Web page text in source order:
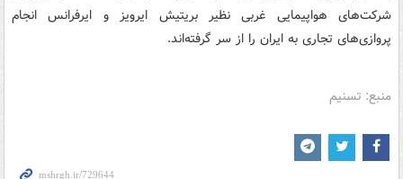
شرکت‌های هواپیمایی غربی نظیر بریتیش ایرویز و ایرفرانس انجام
پروازی‌های تجاری به ایران را از سر گرفته‌اند.
منبع: تسنیم